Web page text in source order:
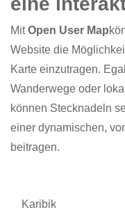
MitOpen User Map
Website die
Karte einzutragen.
Wanderwege oder
können Stecknadeln
einer dynamischen,
beitragen.
Karibik